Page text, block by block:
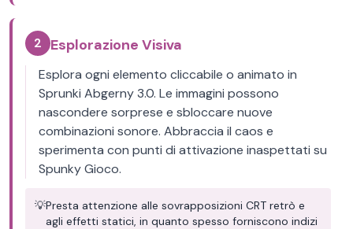
2 Esplorazione Visiva
Esplora ogni elemento cliccabile o animato in
Sprunki Abgerny 3.0. Le immagini possono
nascondere sorprese e sbloccare nuove
combinazioni sonore. Abbraccia il caos e
sperimenta con punti di attivazione inaspettati su
Spunky Gioco.
💡Presta attenzione alle sovrapposizioni CRT retrò e
agli effetti statici, in quanto spesso forniscono indizi